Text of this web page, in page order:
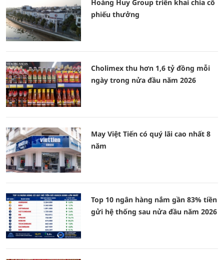
Hoàng Huy Group triển khai chia cổ
phiếu thưởng
Cholimex thu hơn 1,6 tỷ đồng mỗi
ngày trong nửa đầu năm 2026
May Việt Tiến có quý lãi cao nhất 8
năm
Top 10 ngân hàng nắm gần 83% tiền
gửi hệ thống sau nửa đầu năm 2026